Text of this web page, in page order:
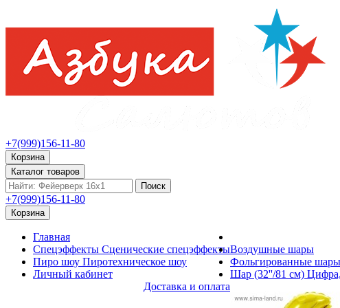
+7(999)156-11-80
Корзина
Каталог товаров
Поиск
+7(999)156-11-80
Корзина
Главная
Спецэффекты Сценические спецэффекты
Пиро шоу Пиротехническое шоу
Личный кабинет
Доставка и оплата
Воздушные шары
Фольгированные шары
Шар (32''/81 см) Цифра,